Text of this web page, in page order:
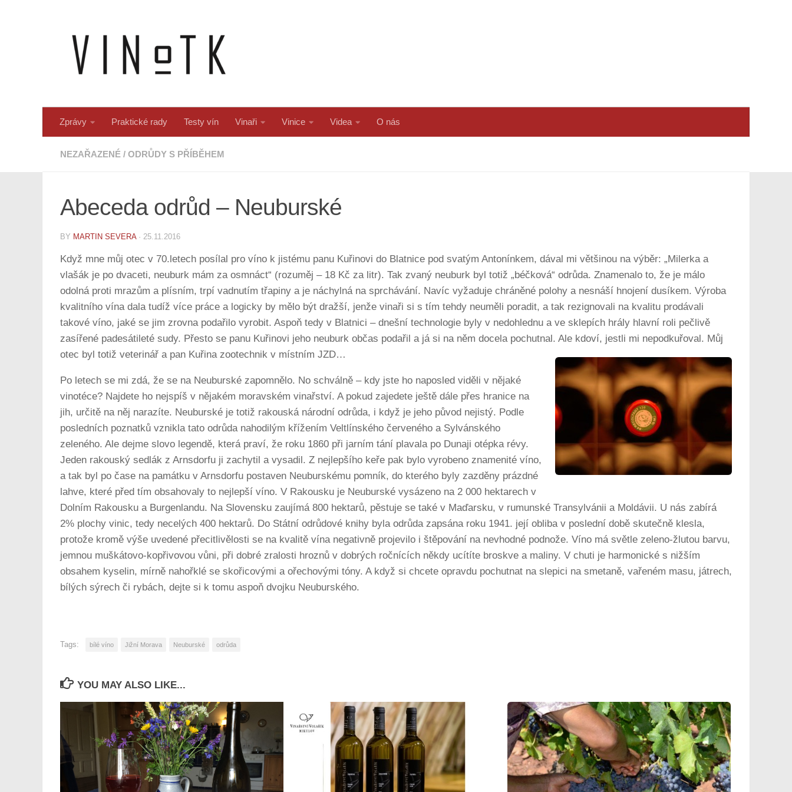
Zprávy Praktické rady Testy vín Vinaři Vinice Videa O nás
NEZAŘAZENÉ / ODRŮDY S PŘÍBĚHEM
Abeceda odrůd – Neuburské
BY MARTIN SEVERA · 25.11.2016
Když mne můj otec v 70.letech posílal pro víno k jistému panu Kuřinovi do Blatnice pod svatým Antonínkem, dával mi většinou na výběr: „Milerka a
vlašák je po dvaceti, neuburk mám za osmnáct“ (rozuměj – 18 Kč za litr). Tak zvaný neuburk byl totiž „béčková“ odrůda. Znamenalo to, že je málo
odolná proti mrazům a plísním, trpí vadnutím třapiny a je náchylná na sprchávání. Navíc vyžaduje chráněné polohy a nesnáší hnojení dusíkem. Výroba
kvalitního vína dala tudíž více práce a logicky by mělo být dražší, jenže vinaři si s tím tehdy neuměli poradit, a tak rezignovali na kvalitu prodávali
takové víno, jaké se jim zrovna podařilo vyrobit. Aspoň tedy v Blatnici – dnešní technologie byly v nedohlednu a ve sklepích hrály hlavní roli pečlivě
zasířené padesátileté sudy. Přesto se panu Kuřinovi jeho neuburk občas podařil a já si na něm docela pochutnal. Ale kdoví, jestli mi nepodkuřoval. Můj
otec byl totiž veterinář a pan Kuřina zootechnik v místním JZD…
Po letech se mi zdá, že se na Neuburské zapomnělo. No schválně – kdy jste ho naposled viděli v nějaké
vinotéce? Najdete ho nejspíš v nějakém moravském vinařství. A pokud zajedete ještě dále přes hranice na
jih, určitě na něj narazíte. Neuburské je totiž rakouská národní odrůda, i když je jeho původ nejistý. Podle
posledních poznatků vznikla tato odrůda nahodilým křížením Veltlínského červeného a Sylvánského
zeleného. Ale dejme slovo legendě, která praví, že roku 1860 při jarním tání plavala po Dunaji otépka révy.
Jeden rakouský sedlák z Arnsdorfu ji zachytil a vysadil. Z nejlepšího keře pak bylo vyrobeno znamenité víno,
a tak byl po čase na památku v Arnsdorfu postaven Neuburskému pomník, do kterého byly zazděny prázdné
lahve, které před tím obsahovaly to nejlepší víno. V Rakousku je Neuburské vysázeno na 2 000 hektarech v
Dolním Rakousku a Burgenlandu. Na Slovensku zaujímá 800 hektarů, pěstuje se také v Maďarsku, v rumunské Transylvánii a Moldávii. U nás zabírá
2% plochy vinic, tedy necelých 400 hektarů. Do Státní odrůdové knihy byla odrůda zapsána roku 1941. její obliba v poslední době skutečně klesla,
protože kromě výše uvedené přecitlivělosti se na kvalitě vína negativně projevilo i štěpování na nevhodné podnože. Víno má světle zeleno-žlutou barvu,
jemnou muškátovo-kopřivovou vůni, při dobré zralosti hroznů v dobrých ročnících někdy ucítíte broskve a maliny. V chuti je harmonické s nižším
obsahem kyselin, mírně nahořklé se skořicovými a ořechovými tóny. A když si chcete opravdu pochutnat na slepici na smetaně, vařeném masu, játrech,
bílých sýrech či rybách, dejte si k tomu aspoň dvojku Neuburského.
Tags: bílé víno Jižní Morava Neuburské odrůda
YOU MAY ALSO LIKE...